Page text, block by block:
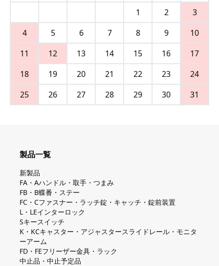
1
2
3
4
5 6 7 8 9
10
11
12 13 14 15 16
17
18
19 20 21 22 23
24
25
26 27 28 29 30 31
製品一覧
新製品
FA・Aハンドル・取手・つまみ
FB・B蝶番・ステー
FC・Cファスナー・ラッチ錠・キャッチ・錠前装置
L・LEインターロック
Sキースイッチ
K・KCキャスター・アジャスタースライドレール・モニタ
ーアーム
FD・FEフリーザー金具・ラック
中止品・中止予定品